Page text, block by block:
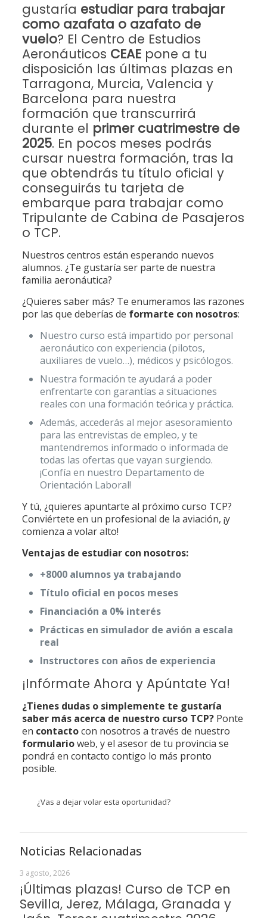
gustaría estudiar para trabajar
como azafata o azafato de
vuelo? El Centro de Estudios
Aeronáuticos CEAEpone a tu
disposición las últimas plazas en
Tarragona, Murcia, Valencia y
Barcelona para nuestra
formación que transcurrirá
durante el primer cuatrimestre de
2025. En pocos meses podrás
cursar nuestra formación, tras la
que obtendrás tu título oficial y
conseguirás tu tarjeta de
embarque para trabajar como
Tripulante de Cabina de Pasajeros
o TCP.
Nuestros centros están esperando nuevos
alumnos. ¿Te gustaría ser parte de nuestra
familia aeronáutica?
¿Quieres saber más? Te enumeramos las razones
por las que deberías de formarte con nosotros:
Nuestro curso está impartido por personal
aeronáutico con experiencia (pilotos,
auxiliares de vuelo…), médicos y psicólogos.
Nuestra formación te ayudará a poder
enfrentarte con garantías a situaciones
reales con una formación teórica y práctica.
Además, accederás al mejor asesoramiento
para las entrevistas de empleo, y te
mantendremos informado o informada de
todas las ofertas que vayan surgiendo.
¡Confía en nuestro Departamento de
Orientación Laboral!
Y tú, ¿quieres apuntarte al próximo curso TCP?
Conviértete en un profesional de la aviación, ¡y
comienza a volar alto!
Ventajas de estudiar con nosotros:
+8000 alumnos ya trabajando
Título oficial en pocos meses
Financiación a 0% interés
Prácticas en simulador de avión a escala
real
Instructores con años de experiencia
¡Infórmate Ahora y Apúntate Ya!
¿Tienes dudas o simplemente te gustaría
saber más acerca de nuestro curso TCP?Ponte
en contactocon nosotros a través de nuestro
formularioweb, y el asesor de tu provincia se
pondrá en contacto contigo lo más pronto
posible.
¿Vas a dejar volar esta oportunidad?
Noticias Relacionadas
3 agosto, 2026
¡Últimas plazas! Curso de TCP en
Sevilla, Jerez, Málaga, Granada y